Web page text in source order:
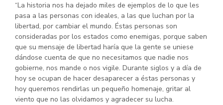
“La historia nos ha dejado miles de ejemplos de lo que les
pasa a las personas con ideales, a las que luchan por la
libertad, por cambiar el mundo. Éstas personas son
consideradas por los estados como enemigas, porque saben
que su mensaje de libertad haría que la gente se uniese
dándose cuenta de que no necesitamos que nadie nos
gobierne, nos mande o nos vigile. Durante siglos y a día de
hoy se ocupan de hacer desaparecer a éstas personas y
hoy queremos rendirlas un pequeño homenaje, gritar al
viento que no las olvidamos y agradecer su lucha.